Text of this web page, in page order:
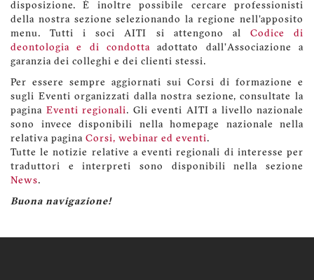
disposizione. È inoltre possibile cercare professionisti
della nostra sezione selezionando la regione nell'apposito
menu. Tutti i soci AITI si attengono al Codice di
deontologia e di condotta adottato dall'Associazione a
garanzia dei colleghi e dei clienti stessi.
Per essere sempre aggiornati sui Corsi di formazione e
sugli Eventi organizzati dalla nostra sezione, consultate la
pagina Eventi regionali. Gli eventi AITI a livello nazionale
sono invece disponibili nella homepage nazionale nella
relativa pagina Corsi, webinar ed eventi.
Tutte le notizie relative a eventi regionali di interesse per
traduttori e interpreti sono disponibili nella sezione
News.
Buona navigazione!